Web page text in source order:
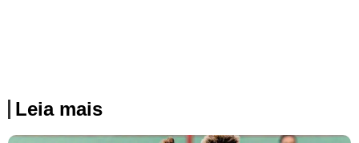
Leia mais